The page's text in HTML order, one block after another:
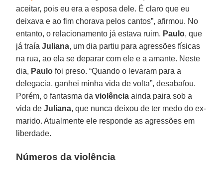
aceitar, pois eu era a esposa dele. É claro que eu
deixava e ao fim chorava pelos cantos”, afirmou. No
entanto, o relacionamento já estava ruim. Paulo, que
já traíaJuliana, um dia partiu para agressões físicas
na rua, ao ela se deparar com ele e a amante. Neste
dia, Paulo foi preso. “Quando o levaram para a
delegacia, ganhei minha vida de volta”, desabafou.
Porém, o fantasma daviolência ainda paira sob a
vida deJuliana, que nunca deixou de ter medo do ex-
marido. Atualmente ele responde as agressões em
liberdade.
Números da violência